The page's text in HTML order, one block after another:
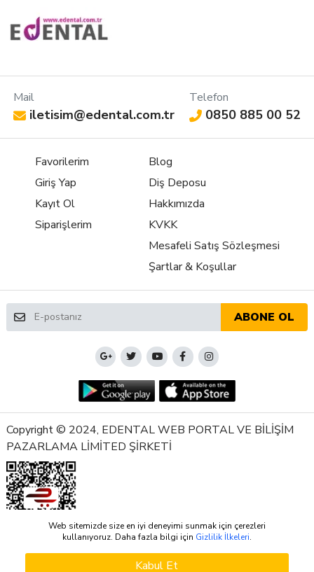
Mail
iletisim@edental.com.tr
Telefon
0850 885 00 52
Favorilerim
Giriş Yap
Kayıt Ol
Siparişlerim
Blog
Diş Deposu
Hakkımızda
KVKK
Mesafeli Satış Sözleşmesi
Şartlar & Koşullar
ABONE OL
Copyright © 2024, EDENTAL WEB PORTAL VE BİLİŞİM
PAZARLAMA LİMİTED ŞİRKETİ
Web sitemizde size en iyi deneyimi sunmak için çerezleri
kullanıyoruz. Daha fazla bilgi için Gizlilik İlkeleri.
Kabul Et